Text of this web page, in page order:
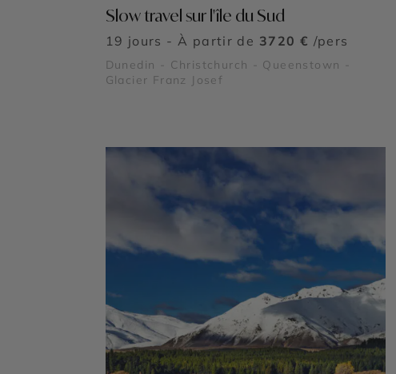
Slow travel sur l'île du Sud
19 jours - À partir de 3720 € /pers
Dunedin - Christchurch - Queenstown -
Glacier Franz Josef